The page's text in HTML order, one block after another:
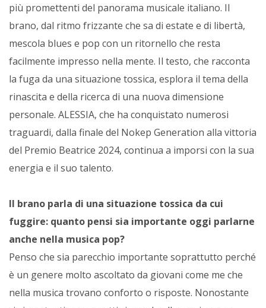
più promettenti del panorama musicale italiano. Il
brano, dal ritmo frizzante che sa di estate e di libertà,
mescola blues e pop con un ritornello che resta
facilmente impresso nella mente. Il testo, che racconta
la fuga da una situazione tossica, esplora il tema della
rinascita e della ricerca di una nuova dimensione
personale. ALESSIA, che ha conquistato numerosi
traguardi, dalla finale del Nokep Generation alla vittoria
del Premio Beatrice 2024, continua a imporsi con la sua
energia e il suo talento.
Il brano parla di una situazione tossica da cui
fuggire: quanto pensi sia importante oggi parlarne
anche nella musica pop?
Penso che sia parecchio importante soprattutto perché
è un genere molto ascoltato da giovani come me che
nella musica trovano conforto o risposte. Nonostante